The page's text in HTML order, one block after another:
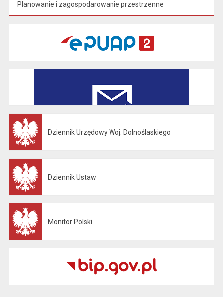
Planowanie i zagospodarowanie przestrzenne
Dziennik Urzędowy Woj. Dolnoślaskiego
Dziennik Ustaw
Monitor Polski